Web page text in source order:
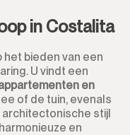
in Costalita
bieden van een
U vindt een
en
of de tuin, evenals
architectonische stijl
en